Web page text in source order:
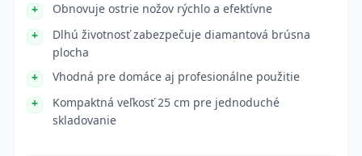
Obnovuje ostrie nožov rýchlo a efektívne
Dlhú životnosť zabezpečuje diamantová brúsna
plocha
Vhodná pre domáce aj profesionálne použitie
Kompaktná veľkosť 25 cm pre jednoduché
skladovanie